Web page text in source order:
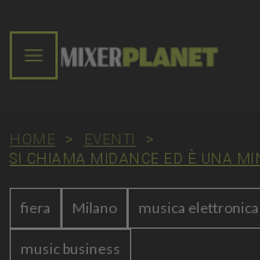
HOME > EVENTI
>
SI CHIAMA MIDANCE ED È UNA
fiera Milano musica elettronica
music business